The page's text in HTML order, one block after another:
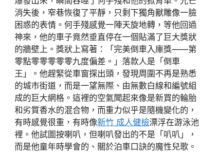
消失後，窄巷恢復了平靜，只剩下獨角獸雕像一臉
困惑的表情。何手殘感覺一陣天旋地轉，等他回過
神來，他的車子竟然垂直停在一個貼滿了巨大獎狀
的牆壁上。獎狀上寫著：「完美倒車入庫獎——第
零點零零零零零九度偏差。」落款人是「倒車
王」。他趕緊從車窗探出頭，發現周圍不再是熟悉
的城市街道，而是一望無際、由無數白線和編號組
成的巨大網格。這裡的空氣聞起來像是新買的輪胎
和劣質香水的混合物，而重力似乎是隨機變化的，
有時感覺很重，有時像新竹 成人健檢漂浮在游泳池
裡。他試圖按喇叭，但喇叭發出的不是「叭叭」，
而是他童年時學會的、關於泊車口訣的魔性兒歌。